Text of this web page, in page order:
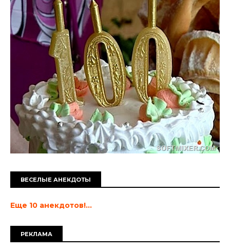
ВЕСЕЛЫЕ АНЕКДОТЫ
Еще 10 анекдотов!...
РЕКЛАМА